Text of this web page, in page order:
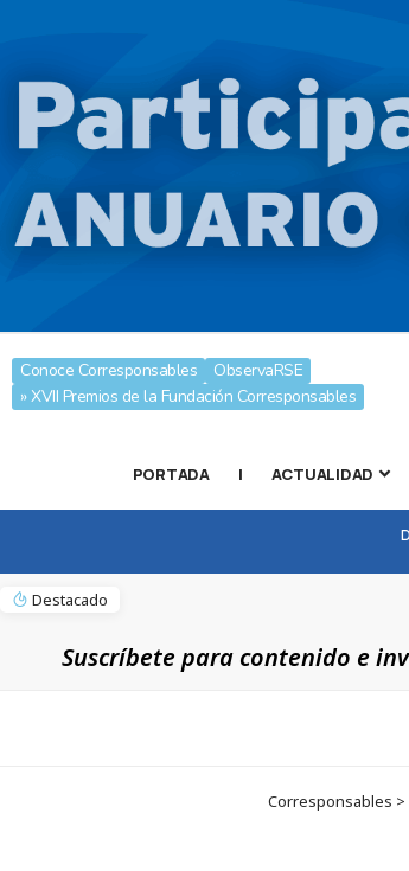
Conoce Corresponsables
ObservaRSE
» XVII Premios de la Fundación Corresponsables
PORTADA | ACTUALIDAD
Destacado
Suscríbete para contenido e
Corresponsables >